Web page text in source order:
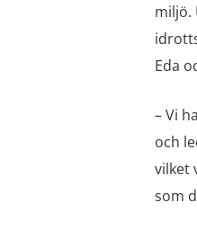
miljö.
Eda
– Vi
och
vilket
som